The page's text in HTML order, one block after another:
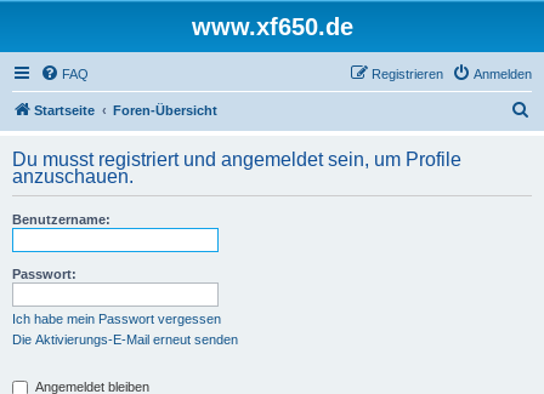
www.xf650.de
FAQ Anmelden
Registrieren
Startseite Foren-Übersicht
h
Du musst registriert und angemeldet sein, um Profile
anzuschauen.
Benutzername:
Passwort:
Ich habe mein Passwort vergessen
Die Aktivierungs-E-Mail erneut senden
Angemeldet bleiben